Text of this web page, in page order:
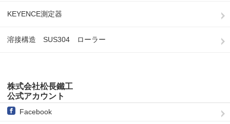
KEYENCE測定器
溶接構造 SUS304 ローラー
株式会社松長鐵工
公式アカウント
Facebook